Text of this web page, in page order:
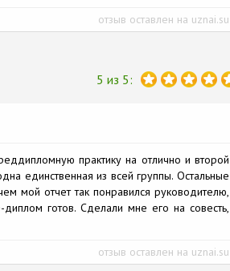
отзыв оставлен на uznai.su
5 из 5:
практику на отлично и второй
единственная из всей группы. Остальные
мой отчет так понравился руководителю,
готов. Сделали мне его на совесть,
отзыв оставлен на uznai.su